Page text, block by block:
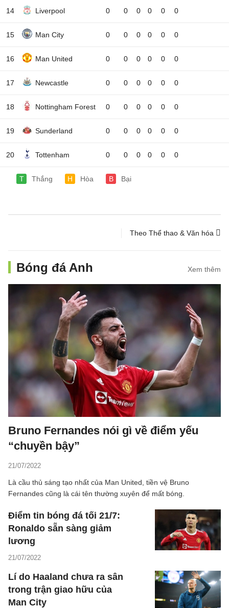
14 Liverpool 0 0 0 0 0 0
15 Man City 0 0 0 0 0 0
16 Man United 0 0 0 0 0 0
17 Newcastle 0 0 0 0 0 0
18 Nottingham Forest 0 0 0 0 0 0
19 Sunderland 0 0 0 0 0 0
20 Tottenham 0 0 0 0 0 0
T Thắng H Hòa B Bại
Theo Thể thao & Văn hóa
Bóng đá Anh Xem thêm
Bruno Fernandes nói gì về điểm yếu
“chuyền bậy”
21/07/2022
Là cầu thủ sáng tạo nhất của Man United, tiền vệ Bruno
Fernandes cũng là cái tên thường xuyên để mất bóng.
Điểm tin bóng đá tối 21/7:
Ronaldo sẵn sàng giảm
lương
21/07/2022
Lí do Haaland chưa ra sân
trong trận giao hữu của
Man City